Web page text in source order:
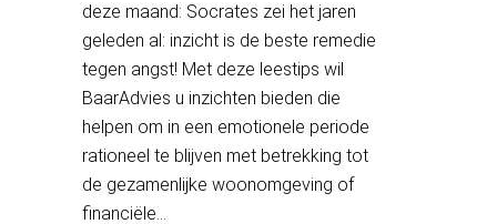
deze maand: Socrates zei het jaren
geleden al: inzicht is de beste remedie
tegen angst! Met deze leestips wil
BaarAdvies u inzichten bieden die
helpen om in een emotionele periode
rationeel te blijven met betrekking tot
de gezamenlijke woonomgeving of
financiële...